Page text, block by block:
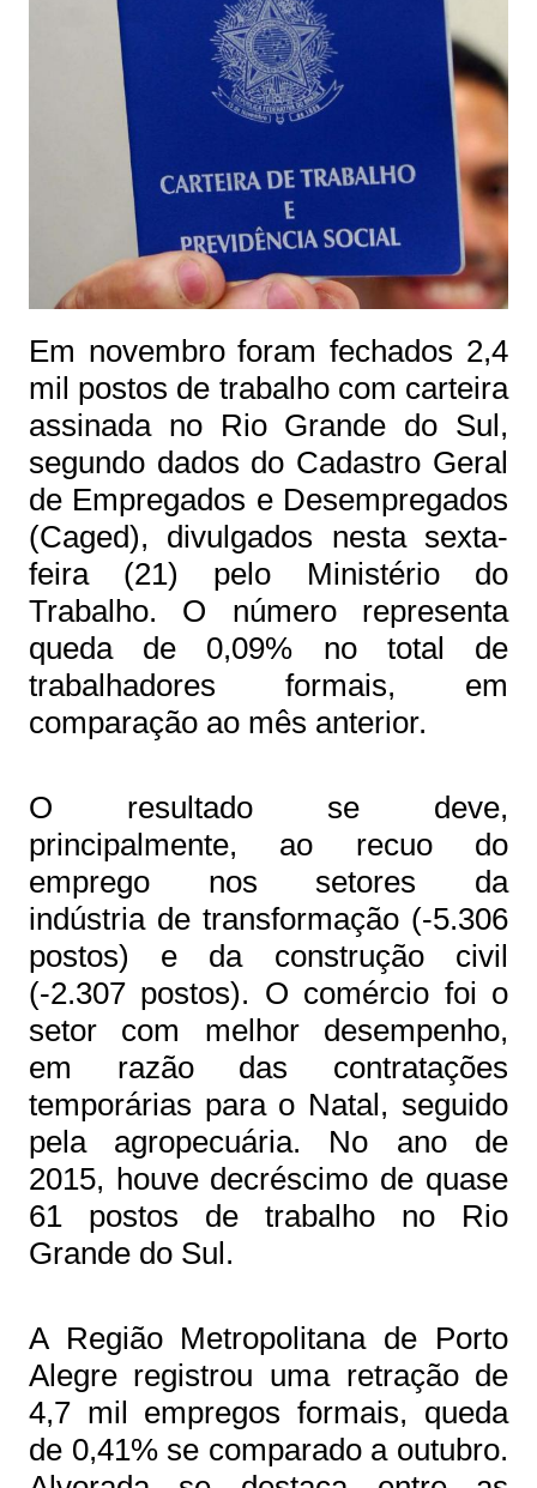
Em novembro foram fechados 2,4
mil postos de trabalho com carteira
assinada no Rio Grande do Sul,
segundo dados do Cadastro Geral
de Empregados e Desempregados
(Caged), divulgados nesta sexta-
feira (21) pelo Ministério do
Trabalho. O número representa
queda de 0,09% no total de
trabalhadores formais, em
comparação ao mês anterior.
O resultado se deve,
principalmente, ao recuo do
emprego nos setores da
indústria de transformação (-5.306
postos) e da construção civil
(-2.307 postos). O comércio foi o
setor com melhor desempenho,
em razão das contratações
temporárias para o Natal, seguido
pela agropecuária. No ano de
2015, houve decréscimo de quase
61 postos de trabalho no Rio
Grande do Sul.
A Região Metropolitana de Porto
Alegre registrou uma retração de
4,7 mil empregos formais, queda
de 0,41% se comparado a outubro.